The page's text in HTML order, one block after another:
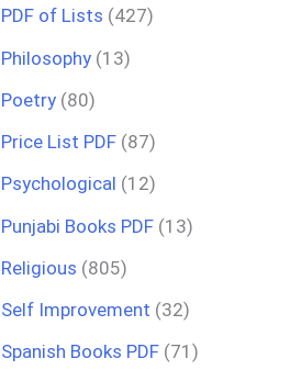
PDF of Lists (427)
Philosophy (13)
Poetry (80)
Price List PDF (87)
Psychological (12)
Punjabi Books PDF (13)
Religious (805)
Self Improvement (32)
Spanish Books PDF (71)